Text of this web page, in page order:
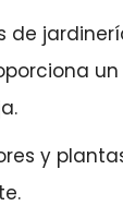
y